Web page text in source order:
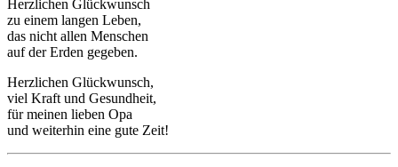
Herzlichen Glückwunsch
zu einem langen Leben,
das nicht allen Menschen
auf der Erden gegeben.
Herzlichen Glückwunsch,
viel Kraft und Gesundheit,
für meinen lieben Opa
und weiterhin eine gute Zeit!